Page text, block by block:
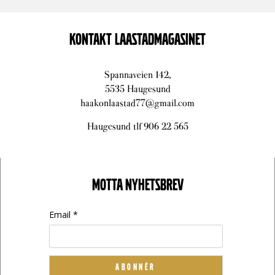
KONTAKT LAASTADMAGASINET
Spannaveien 142,
5535 Haugesund
haakonlaastad77@gmail.com
Haugesund tlf 906 22 565
MOTTA NYHETSBREV
Email *